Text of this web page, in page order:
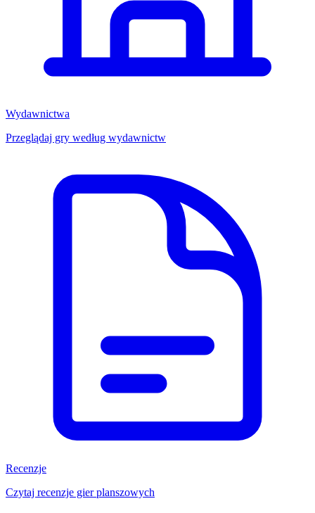
Wydawnictwa
Przeglądaj gry według wydawnictw
Recenzje
Czytaj recenzje gier planszowych